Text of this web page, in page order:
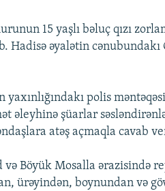
15 yaşlı bəluç qızı
Hadisə əyalətin
polis
əleyhinə şüarlar
atəş açmaqla cavab
Böyük Mosalla ərazisində
ürəyindən, boynundan və